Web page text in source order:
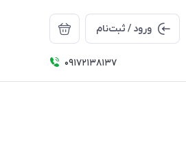
ورود / ثبت‌نام
09172138137